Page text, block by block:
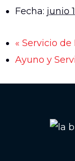
Fecha: junio
« Servicio de
Ayuno y